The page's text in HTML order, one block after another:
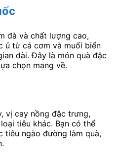
đà và chất lượng cao,
ủ từ cá cơm và muối biển
dài. Đây là món quà đặc
chọn mang về.
vị cay nồng đặc trưng,
tiêu khác. Bạn có thể
tiêu ngào đường làm quà,